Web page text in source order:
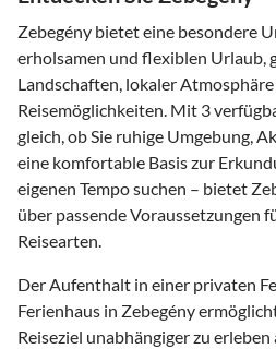
Zebegény bietet eine besondere
erholsamen und flexiblen Urlaub,
Landschaften, lokaler
Reisemöglichkeiten. Mit 3
gleich, ob Sie ruhige Umgebung,
eine komfortable Basis zur
eigenen Tempo suchen – bietet
über passende Voraussetzungen
Reisearten.
Der Aufenthalt in einer privaten
Ferienhaus in Zebegény
Reiseziel unabhängiger zu